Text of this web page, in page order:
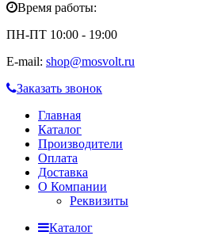
Время работы:
ПН-ПТ 10:00 - 19:00
E-mail: shop@mosvolt.ru
Заказать звонок
Главная
Каталог
Производители
Оплата
Доставка
О Компании
Реквизиты
Каталог